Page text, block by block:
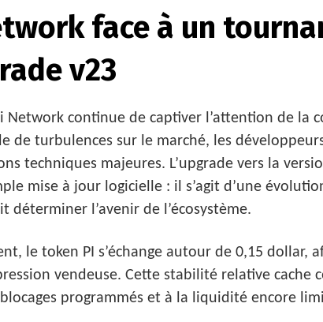
face à un
v23
Network continue de captiver l’attention de la
de turbulences sur le marché, les
techniques majeures. L’upgrade vers la
mise à jour logicielle : il s’agit d’une
déterminer l’avenir de l’écosystème.
le token PI s’échange autour de 0,15 dollar,
vendeuse. Cette stabilité relative cache
programmés et à la liquidité encore